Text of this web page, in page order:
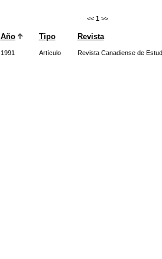
<< 1 >>
Año Tipo Revista
1991 Artículo Revista Canadiense de